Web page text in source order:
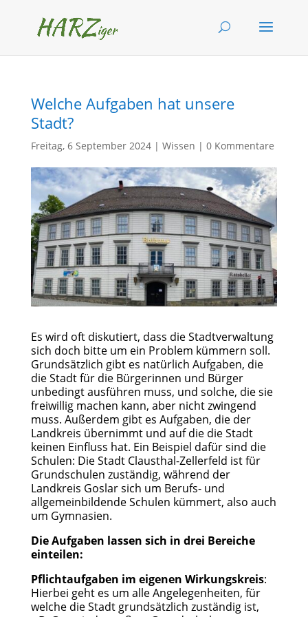
Welche Aufgaben hat unsere
Stadt?
Freitag, 6 September 2024| Wissen | 0 Kommentare
Es wird oft diskutiert, dass die Stadtverwaltung
sich doch bitte um ein Problem kümmern soll.
Grundsätzlich gibt es natürlich Aufgaben, die
die Stadt für die Bürgerinnen und Bürger
unbedingt ausführen muss, und solche, die sie
freiwillig machen kann, aber nicht zwingend
muss. Außerdem gibt es Aufgaben, die der
Landkreis übernimmt und auf die die Stadt
keinen Einfluss hat. Ein Beispiel dafür sind die
Schulen: Die Stadt Clausthal-Zellerfeld ist für
Grundschulen zuständig, während der
Landkreis Goslar sich um Berufs- und
allgemeinbildende Schulen kümmert, also auch
um Gymnasien.
Die Aufgaben lassen sich in drei Bereiche
einteilen:
Pflichtaufgaben im eigenen Wirkungskreis:
Hierbei geht es um alle Angelegenheiten, für
welche die Stadt grundsätzlich zuständig ist,